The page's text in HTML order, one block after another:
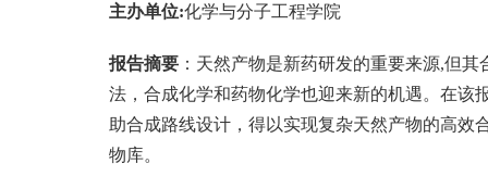
主办单位:化学与分子工程学院
报告摘要 ： 天然产物是新药研发的重要来源,但其
法，合成化学和药物化学也迎来新的机遇。在该
助合成路线设计，得以实现复杂天然产物的高
物库。